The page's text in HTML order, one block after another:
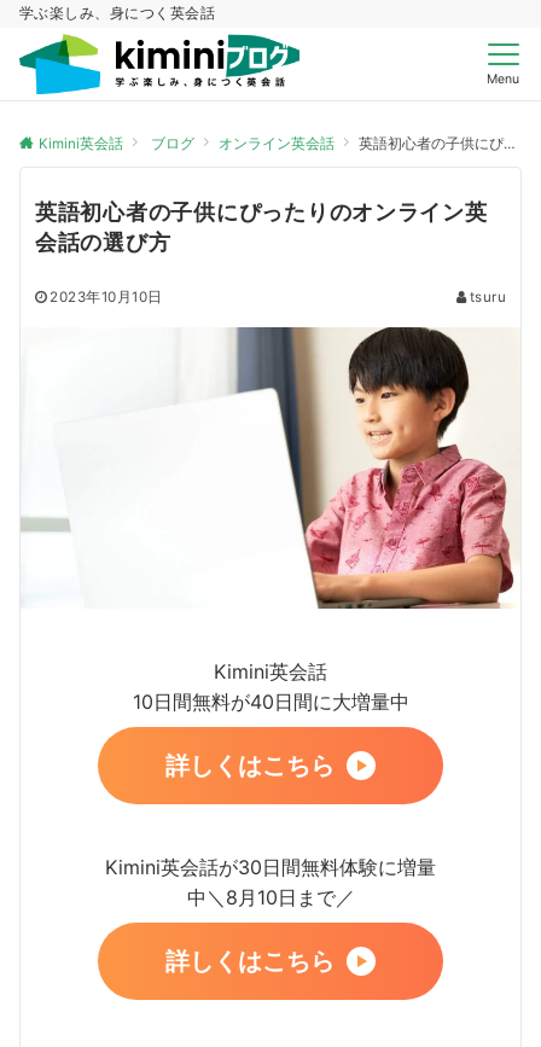
学ぶ楽しみ、身につく英会話
Menu
Kimini英会話 ブログ オンライン英会話 英語初心者の子供にぴったりのオンライン英会話の選び方
英語初心者の子供にぴったりのオンライン英
会話の選び方
2023年10月10日 tsuru
Kimini英会話
10日間無料が40日間に大増量中
詳しくはこちら
Kimini英会話が30日間無料体験に増量
中＼8月10日まで／
詳しくはこちら